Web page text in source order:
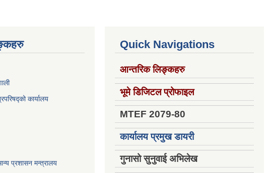
कार्यालय
प्रशासन मन्त्रालय
Quick Navigations
आन्तरिक लिङ्कहरु
भूमे डिजिटल प्रोफाइल
MTEF 2079-80
कार्यालय प्रमुख डायरी
गुनासो सुनुवाई अभिलेख